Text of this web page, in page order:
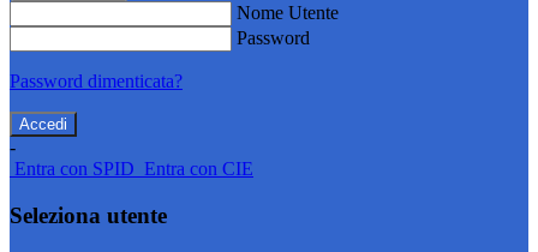
Nome Utente
Password
Password dimenticata?
-
Entra con SPID Entra con CIE
Seleziona utente